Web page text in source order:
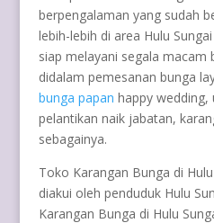
berpengalaman yang sudah
lebih-lebih di area Hulu
siap melayani segala macam
didalam pemesanan bunga
bunga papan happy wedding,
pelantikan naik jabatan,
sebagainya.
Toko Karangan Bunga di
diakui oleh penduduk Hulu
Karangan Bunga di Hulu